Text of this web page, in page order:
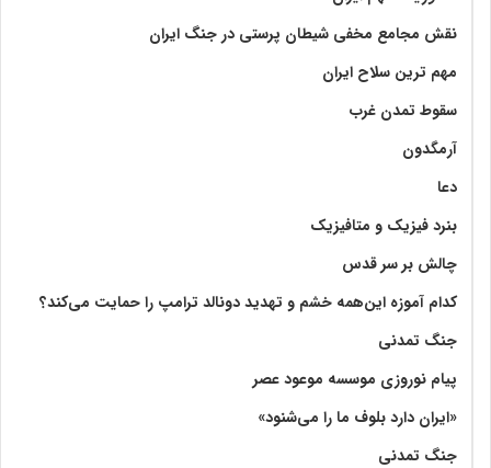
نقش مجامع مخفی شیطان پرستی در جنگ ایران
مهم ترین سلاح ایران
سقوط تمدن غرب
آرمگدون
دعا
بنرد فیزیک و متافیزیک
چالش بر سر قدس
کدام آموزه این‌همه خشم و تهدید دونالد ترامپ را حمایت می‌کند؟
جنگ تمدنی
پیام نوروزی موسسه موعود عصر
«ایران دارد بلوف ما را می‌شنود»
جنگ تمدنی